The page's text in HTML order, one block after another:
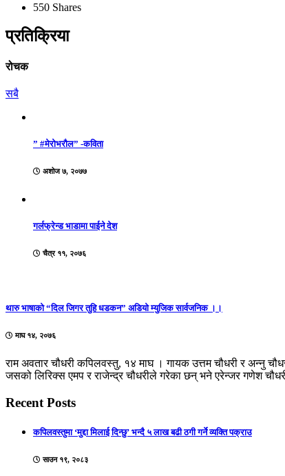
550 Shares
प्रतिक्रिया
रोचक
सबै
” #मेरोभरौल” -कविता
अशोज ७, २०७७
गर्लफ्रेन्ड भाडामा पाईने देश
चैत्र ११, २०७६
थारु भाषाको “दिल जिगर तुहि धडकन” अडियो म्युजिक सार्वजनिक ।।
माघ १४, २०७६
राम अवतार चौधरी कपिलवस्तु, १४ माघ । गायक उत्तम चौधरी र अन्नु
जसको लिरिक्स एमप र राजेन्द्र चौधरीले गरेका छन् भने एरेन्जर गणेश
Recent Posts
कपिलवस्तुमा ‘मुद्दा मिलाई दिन्छु’ भन्दै ५ लाख बढी ठगी गर्ने व्यक्ति पक्राउ
साउन १९, २०८३